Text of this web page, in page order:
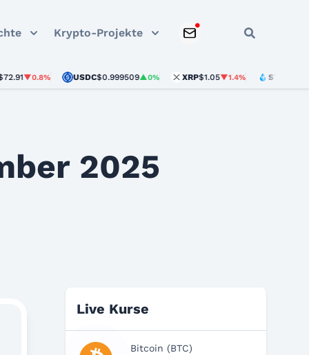
Krypto-Projekte
USDC$0.999509▲0% XRP $1.05▼1.4% STETH$1,893.33
2025
Live Kurse
Bitcoin (BTC)